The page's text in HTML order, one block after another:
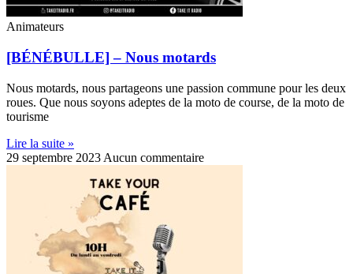
Animateurs
[BÉNÉBULLE] – Nous motards
Nous motards, nous partageons une passion commune pour les deux
roues. Que nous soyons adeptes de la moto de course, de la moto de
tourisme
Lire la suite »
29 septembre 2023 Aucun commentaire